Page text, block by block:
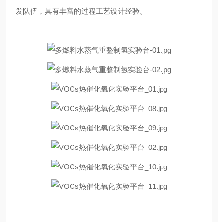
发队伍，具有丰富的过程工艺设计经验。